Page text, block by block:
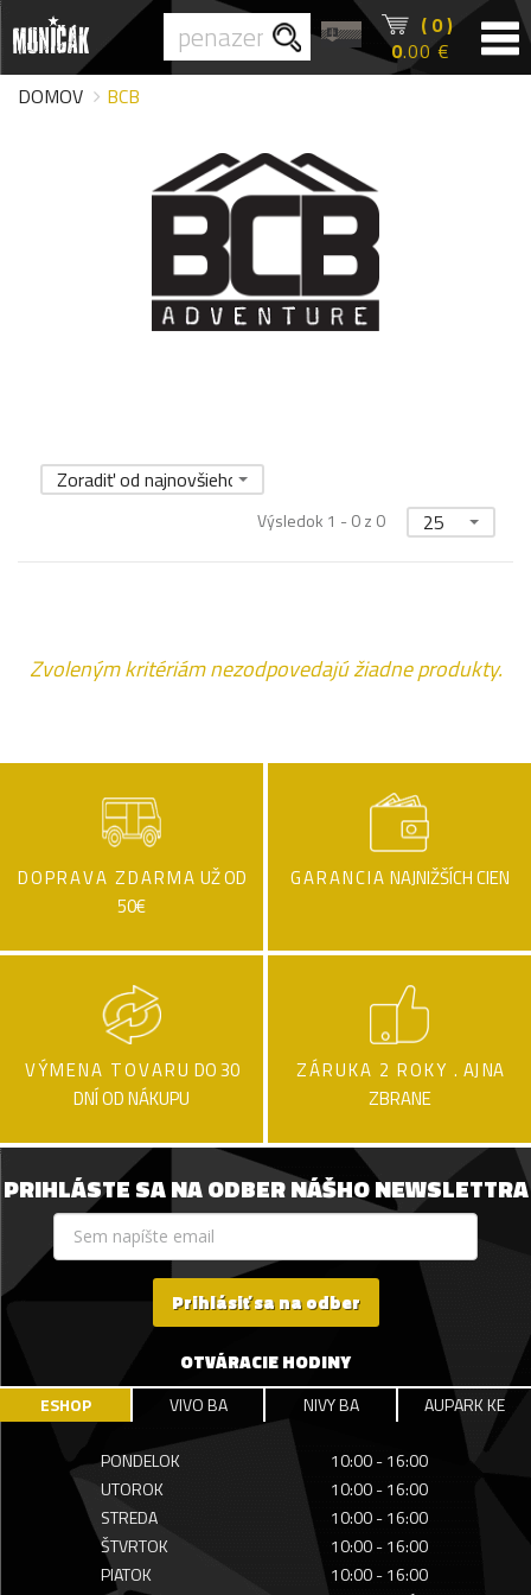
( 0 )
0.00 €
DOMOV
BCB
Zoradiť od najnovšieho
Výsledok 1 - 0 z 0 25
Zvoleným kritériám nezodpovedajú žiadne produkty.
DOPRAVA ZDARMA UŽ OD
50€
GARANCIA NAJNIŽŠÍCH CIEN
VÝMENA TOVARU DO 30
DNÍ OD NÁKUPU
ZÁRUKA 2 ROKY . AJ NA
ZBRANE
PRIHLÁSTE SA NA ODBER NÁŠHO NEWSLETTRA
Prihlásiť sa na odber
OTVÁRACIE HODINY
ESHOP VIVO BA NIVY BA AUPARK KE
PONDELOK
10:00 - 16:00
UTOROK
10:00 - 16:00
STREDA
10:00 - 16:00
ŠTVRTOK
10:00 - 16:00
PIATOK
10:00 - 16:00